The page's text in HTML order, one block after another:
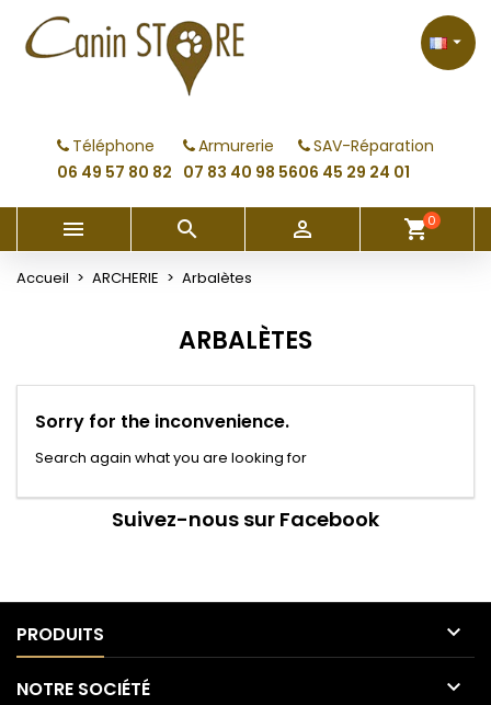
Téléphone
06 49 57 80 82
Armurerie
07 83 40 98 56
SAV-Réparation
06 45 29 24 01

   shopping_cart0
Accueil ARCHERIE Arbalètes
ARBALÈTES
Sorry for the inconvenience.
Search again what you are looking for
Suivez-nous sur Facebook
PRODUITS 
NOTRE SOCIÉTÉ 
My wishlists ×
Create new list
((modalTitle)) ×
((confirmMessage))
((cancelText)) ((modalDeleteText))
Créer une liste d'envies ×
Créer une liste d'envies
Connexion ×
Vous devez être connecté pour ajouter des produits